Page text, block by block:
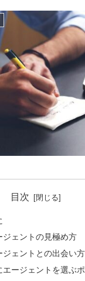
目次
ジェントの見極め方
ジェントとの出会い方
エージェントを選ぶ